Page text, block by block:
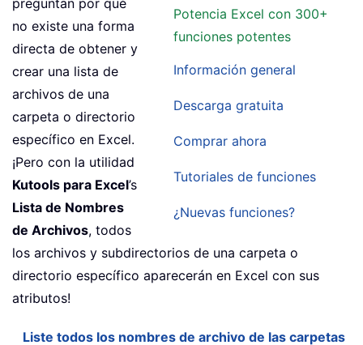
Potencia Excel con 300+
funciones potentes
Información general
Descarga gratuita
Comprar ahora
Tutoriales de funciones
¿Nuevas funciones?
preguntan por qué
no existe una forma
directa de obtener y
crear una lista de
archivos de una
carpeta o directorio
específico en Excel.
¡Pero con la utilidad
Kutools para Excel’s
Lista de Nombres
de Archivos, todos
los archivos y subdirectorios de una carpeta o
directorio específico aparecerán en Excel con sus
atributos!
Liste todos los nombres de archivo de las carpetas